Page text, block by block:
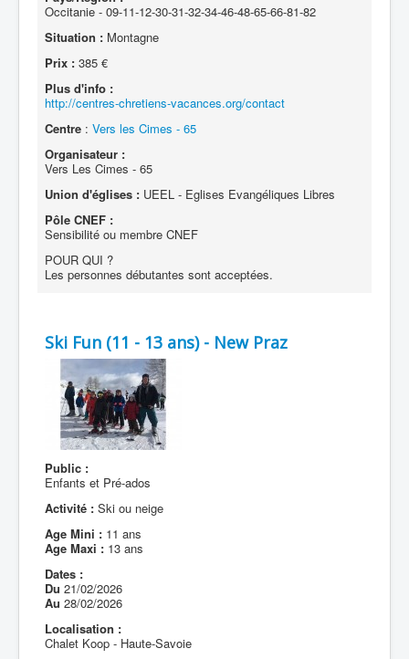
Occitanie - 09-11-12-30-31-32-34-46-48-65-66-81-82
Situation : Montagne
Prix : 385 €
Plus d'info :
http://centres-chretiens-vacances.org/contact
Centre : Vers les Cimes - 65
Organisateur :
Vers Les Cimes - 65
Union d'églises : UEEL - Eglises Evangéliques Libres
Pôle CNEF :
Sensibilité ou membre CNEF
POUR QUI ?
Les personnes débutantes sont acceptées.
Ski Fun (11 - 13 ans) - New Praz
Public :
Enfants et Pré-ados
Activité : Ski ou neige
Age Mini : 11 ans
Age Maxi : 13 ans
Dates :
Du 21/02/2026
Au 28/02/2026
Localisation :
Chalet Koop - Haute-Savoie